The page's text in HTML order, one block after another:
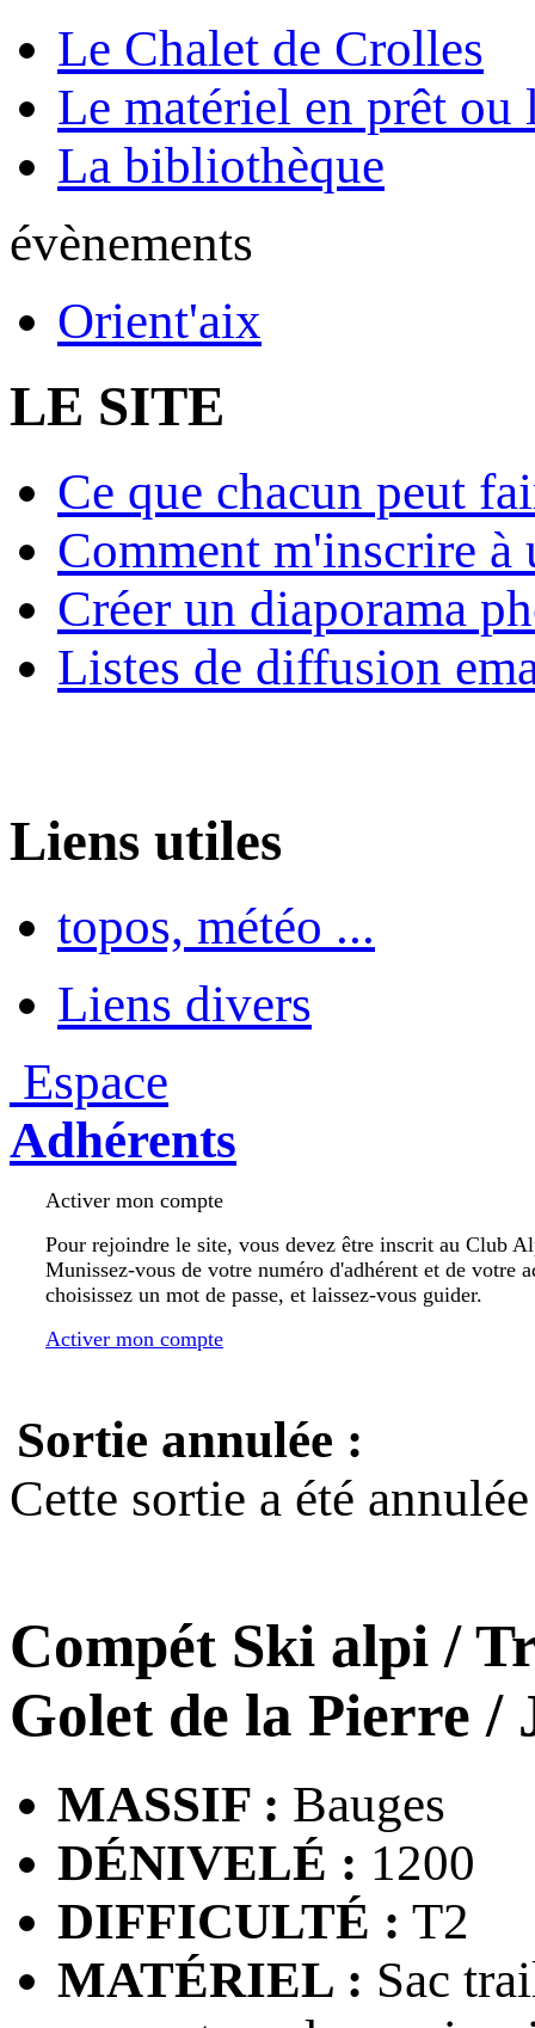
Le Chalet de Crolles
Le matériel en prêt ou
La bibliothèque
évènements
Orient'aix
LE SITE
Ce que chacun peut
Comment m'inscrire à
Créer un diaporama
Listes de diffusion
Liens utiles
topos, météo ...
Liens divers
Espace
Adhérents
Activer mon compte
Pour rejoindre le site, vous devez être inscrit au Club
Munissez-vous de votre numéro d'adhérent et de votre
choisissez un mot de passe, et laissez-vous guider.
Activer mon compte
Sortie annulée :
Cette sortie a été
Compét Ski alpi /
Golet de la Pierre /
MASSIF : Bauges
DÉNIVELÉ : 1200
DIFFICULTÉ : T2
MATÉRIEL : Sac